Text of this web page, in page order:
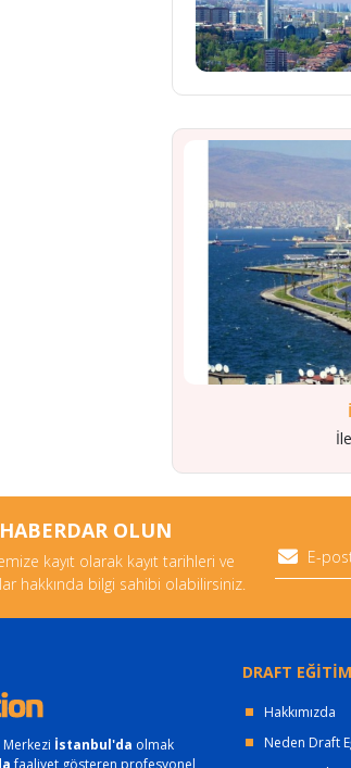
OLUN
kayıt olarak kayıt tarihleri ve
hakkında bilgi sahibi olabilirsiniz.
Merkezi İstanbul'da olmak
DRAFT EĞİTİM
Hakkımızda
Neden Draft